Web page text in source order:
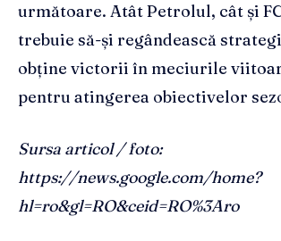
următoare. Atât Petrolul, cât și
trebuie să-și regândească
obține victorii în meciurile
pentru atingerea obiectivelor
Sursa articol / foto:
https://news.google.com/home?
hl=ro&gl=RO&ceid=RO%3Aro